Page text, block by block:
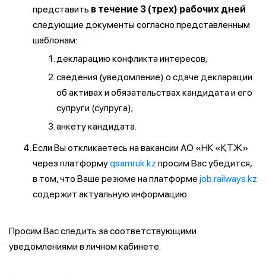
представить в течение 3 (трех) рабочих дней
следующие документы согласно представленным
шаблонам:
декларацию конфликта интересов;
сведения (уведомление) о сдаче декларации
об активах и обязательствах кандидата и его
супруги (супруга);
анкету кандидата.
Если Вы откликаетесь на вакансии АО «НК «ҚТЖ»
через платформуqsamruk.kz просим Вас убедится,
в том, что Ваше резюме на платформе job.railways.kz
содержит актуальную информацию.
Просим Вас следить за соответствующими
уведомлениями в личном кабинете.